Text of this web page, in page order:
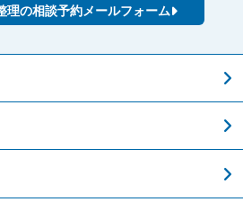
理の相談予約メールフォーム